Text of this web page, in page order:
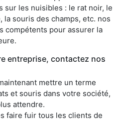
sur les nuisibles : le rat noir, le
la souris des champs, etc. nos
compétents pour assurer la
entreprise, contactez nos
mettre un terme
et souris dans votre société,
attendre.
faire fuir tous les clients de